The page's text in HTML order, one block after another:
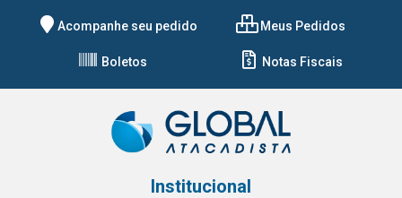
Acompanhe seu pedido Meus Pedidos
Boletos Notas Fiscais
Institucional